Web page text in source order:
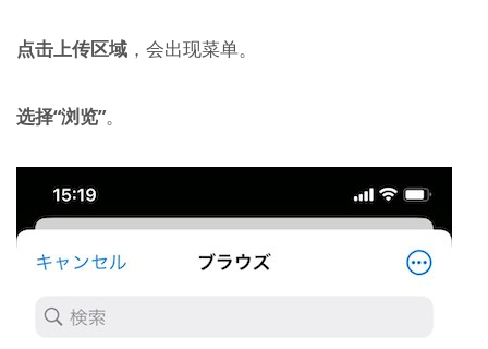
点击上传区域 ，会出现菜单。
选择“浏览”。